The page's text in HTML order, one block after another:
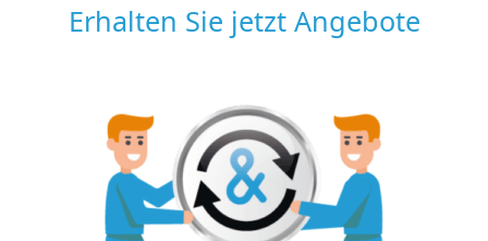
Erhalten Sie jetzt Angebote